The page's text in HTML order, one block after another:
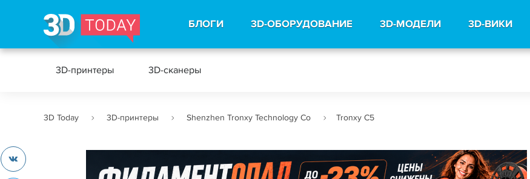
БЛОГИ 3D-ОБОРУДОВАНИЕ 3D-МОДЕЛИ 3D-ВИКИ
3D-принтеры 3D-сканеры
3D Today 3D-принтеры Shenzhen Tronxy Technology Co Tronxy C5